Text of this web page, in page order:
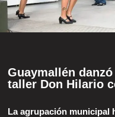
Guaymallén
taller Don Hilario
La agrupación municipal